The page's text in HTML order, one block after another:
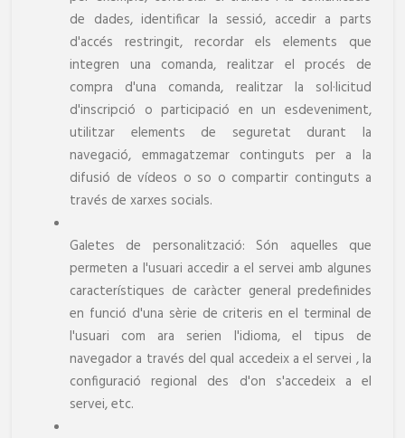
de dades, identificar la sessió, accedir a parts
d'accés restringit, recordar els elements que
integren una comanda, realitzar el procés de
compra d'una comanda, realitzar la sol·licitud
d'inscripció o participació en un esdeveniment,
utilitzar elements de seguretat durant la
navegació, emmagatzemar continguts per a la
difusió de vídeos o so o compartir continguts a
través de xarxes socials.
Galetes de personalització: Són aquelles que
permeten a l'usuari accedir a el servei amb algunes
característiques de caràcter general predefinides
en funció d'una sèrie de criteris en el terminal de
l'usuari com ara serien l'idioma, el tipus de
navegador a través del qual accedeix a el servei , la
configuració regional des d'on s'accedeix a el
servei, etc.